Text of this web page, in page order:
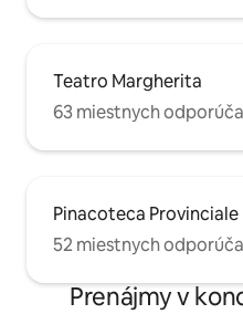
Teatro Margherita
63 miestnych odporúča
Pinacoteca Provinciale
52 miestnych odporúča
Prenájmy v